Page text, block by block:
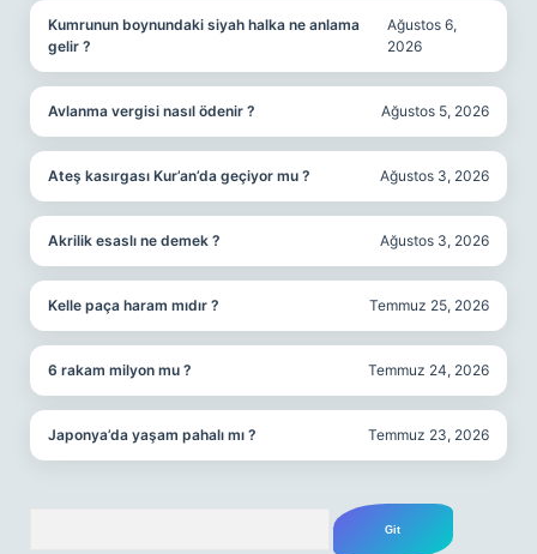
Kumrunun boynundaki siyah halka ne anlama
gelir ?
Ağustos 6,
2026
Avlanma vergisi nasıl ödenir ? Ağustos 5, 2026
Ateş kasırgası Kur’an’da geçiyor mu ? Ağustos 3, 2026
Akrilik esaslı ne demek ? Ağustos 3, 2026
Kelle paça haram mıdır ? Temmuz 25, 2026
6 rakam milyon mu ? Temmuz 24, 2026
Japonya’da yaşam pahalı mı ? Temmuz 23, 2026